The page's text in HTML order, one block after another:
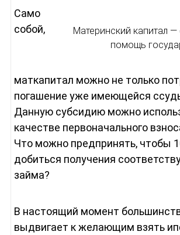
Материнский капитал
помощь
Само
собой,
маткапитал можно не только
погашение уже имеющейся
Данную субсидию можно
качестве первоначального
Что можно предпринять, чтобы
добиться получения
займа?
В настоящий момент
выдвигает к желающим взять